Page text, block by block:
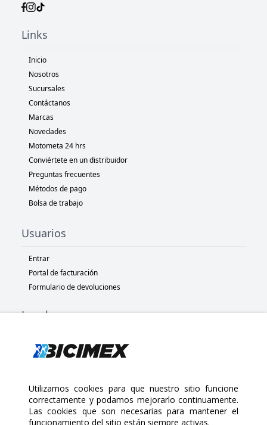
Links
Inicio
Nosotros
Sucursales
Contáctanos
Marcas
Novedades
Motometa 24 hrs
Conviértete en un distribuidor
Preguntas frecuentes
Métodos de pago
Bolsa de trabajo
Usuarios
Entrar
Portal de facturación
Formulario de devoluciones
Legal
Políticas de privacidad
Políticas de devolución
Copyright 2025 Bicimex®. All rights reserved. Today is Domingo,
Utilizamos cookies para que nuestro sitio funcione
correctamente y podamos mejorarlo continuamente.
Las cookies que son necesarias para mantener el
funcionamiento del sitio están siempre activas.